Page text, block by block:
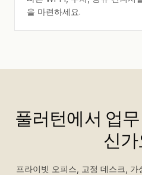
을 마련하세요.
풀러턴에서 업
신가
프라이빗 오피스, 고정 데스크,